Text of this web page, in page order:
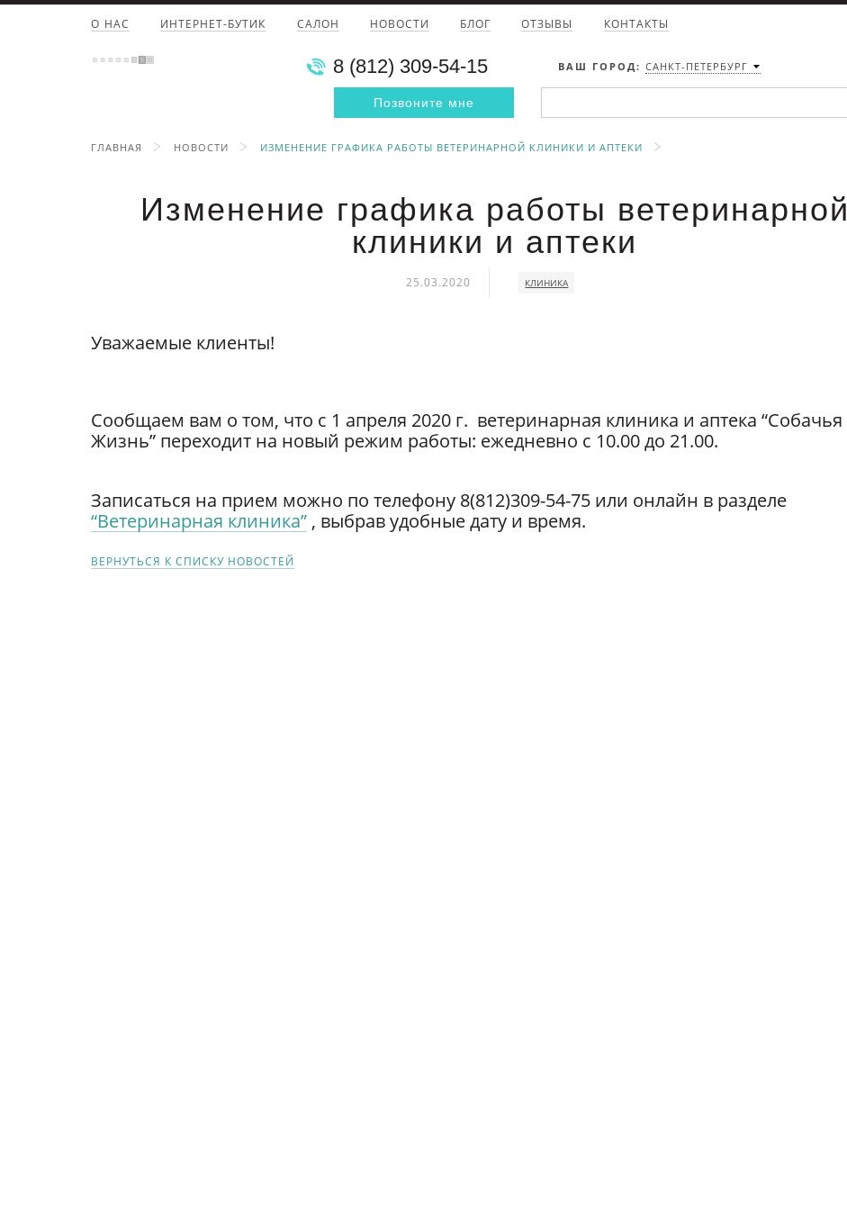
О НАС ИНТЕРНЕТ-БУТИК САЛОН НОВОСТИ БЛОГ ОТЗЫВЫ КОНТАКТЫ
8 (812) 309-54-15 ВАШ ГОРОД: САНКТ-ПЕТЕРБУРГ
Позвоните мне
ГЛАВНАЯ НОВОСТИ ИЗМЕНЕНИЕ ГРАФИКА РАБОТЫ ВЕТЕРИНАРНОЙ КЛИНИКИ И АПТЕКИ
Изменение графика работы ветеринарной
клиники и аптеки
25.03.2020 КЛИНИКА
Уважаемые клиенты!
Сообщаем вам о том, что с 1 апреля 2020 г. ветеринарная клиника и аптека “Собачья
Жизнь” переходит на новый режим работы: ежедневно с 10.00 до 21.00.
Записаться на прием можно по телефону 8(812)309-54-75 или онлайн в разделе
“Ветеринарная клиника” , выбрав удобные дату и время.
ВЕРНУТЬСЯ К СПИСКУ НОВОСТЕЙ